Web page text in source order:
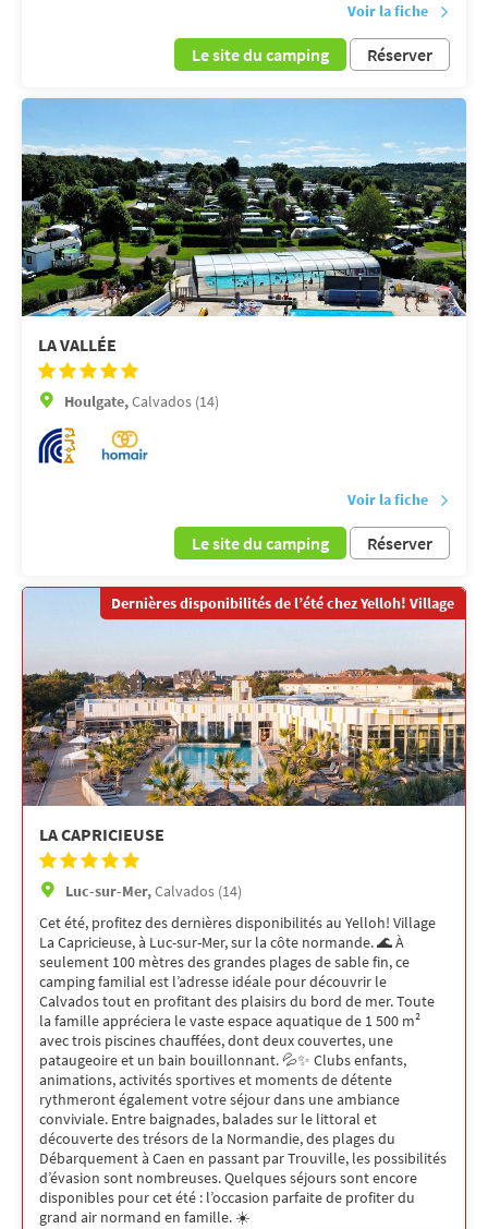
Voir la fiche
Le site du camping Réserver
LA VALLÉE
Houlgate,Calvados (14)
Voir la fiche
Le site du camping Réserver
Dernières disponibilités de l’été chez Yelloh! Village
LA CAPRICIEUSE
Luc-sur-Mer,Calvados (14)
Cet été, profitez des dernières disponibilités au Yelloh! Village
La Capricieuse, à Luc-sur-Mer, sur la côte normande. 🌊 À
seulement 100 mètres des grandes plages de sable fin, ce
camping familial est l’adresse idéale pour découvrir le
Calvados tout en profitant des plaisirs du bord de mer. Toute
la famille appréciera le vaste espace aquatique de 1 500 m²
avec trois piscines chauffées, dont deux couvertes, une
pataugeoire et un bain bouillonnant. 💦✨ Clubs enfants,
animations, activités sportives et moments de détente
rythmeront également votre séjour dans une ambiance
conviviale. Entre baignades, balades sur le littoral et
découverte des trésors de la Normandie, des plages du
Débarquement à Caen en passant par Trouville, les possibilités
d’évasion sont nombreuses. Quelques séjours sont encore
disponibles pour cet été : l’occasion parfaite de profiter du
grand air normand en famille. ☀️